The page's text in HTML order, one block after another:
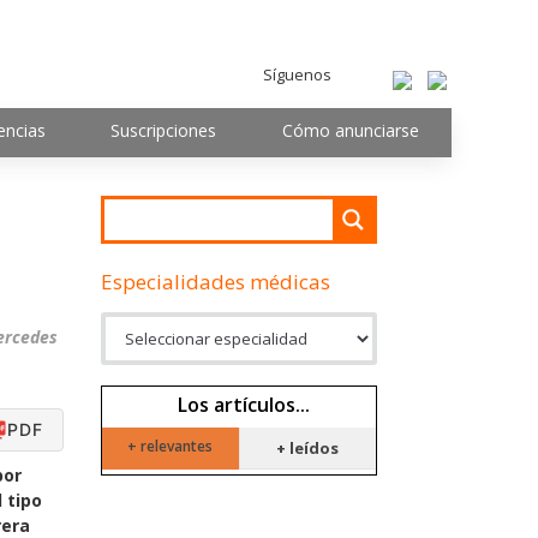
Síguenos
Suscripciones Cómo anunciarse
PDF
tipo
Especialidades médicas
Los artículos...
+ relevantes + leídos